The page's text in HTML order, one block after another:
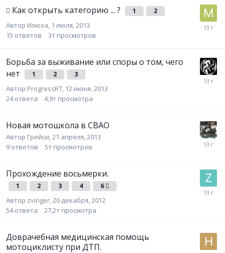
Как открыть категорию ... ? 1 2
Автор Илюха 1 июля, 2013
15 ответов 3т просмотров
Борьба за выживание или споры о том, чего
нет
1 2 3
Автор ProgressRT 12 июня, 2013
24 ответа 4,9т просмотра
Новая мотошкола в СВАО
Автор Грейси 21 апреля, 2013
9 ответов 5т просмотров
Прохождение восьмерки.
1 2 3 4 6
Автор zvinger 20 декабря, 2012
54 ответа 27,2т просмотра
Доврачебная медицинская помощь
мотоциклисту при ДТП.